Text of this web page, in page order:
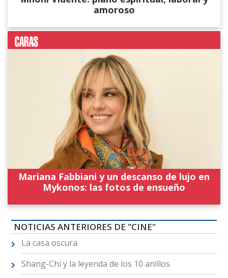
amoroso
Mariana Fabbiani y un descanso de lujo en
Mykonos: las fotos de ensueño
NOTICIAS ANTERIORES DE "CINE"
La casa oscura
Shang-Chi y la leyenda de los 10 anillos